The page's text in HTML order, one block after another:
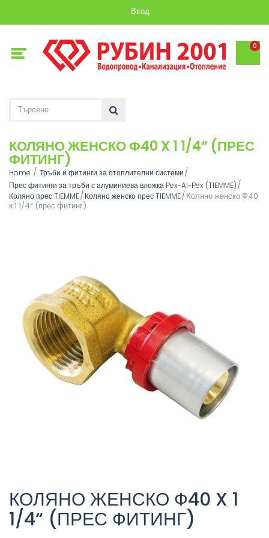
Вход
0
КОЛЯНО ЖЕНСКО Ф40 X 1 1/4“ (ПРЕС
ФИТИНГ)
Home
Тръби и фитинги за отоплителни системи
Прес фитинги за тръби с алуминиева вложка Pex-Al-Pex (TIEMME)
Коляно прес TIEMME Коляно женско прес TIEMME Коляно женско Ф40
x 1 1/4“ (прес фитинг)
КОЛЯНО ЖЕНСКО Ф40 X 1
1/4“ (ПРЕС ФИТИНГ)